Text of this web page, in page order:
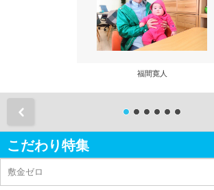
福間寛人
こだわり特集
敷金ゼロ